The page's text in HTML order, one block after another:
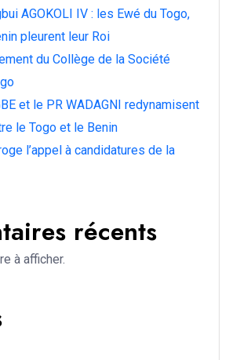
AGOKOLI IV : les Ewé du Togo,
pleurent leur Roi
du Collège de la Société
et le PR WADAGNI redynamisent
le Togo et le Benin
l’appel à candidatures de la
récents
à afficher.